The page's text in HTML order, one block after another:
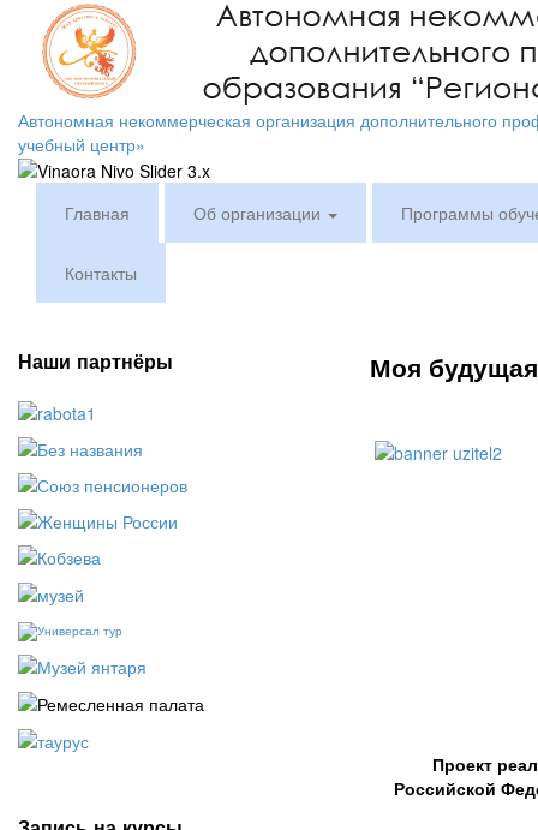
Автономная некоммерческая организация дополнительного
учебный центр»
Главная Об организации Программы
Контакты
Моя
Проект
Российской
Наши партнёры